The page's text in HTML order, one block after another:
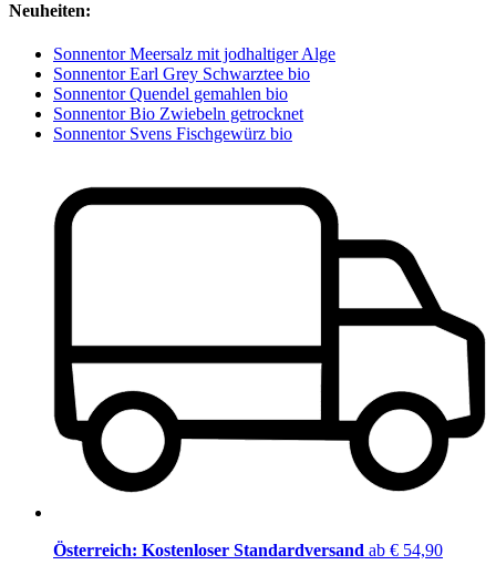
Neuheiten:
Sonnentor Meersalz mit jodhaltiger Alge
Sonnentor Earl Grey Schwarztee bio
Sonnentor Quendel gemahlen bio
Sonnentor Bio Zwiebeln getrocknet
Sonnentor Svens Fischgewürz bio
Österreich: Kostenloser Standardversand ab € 54,90